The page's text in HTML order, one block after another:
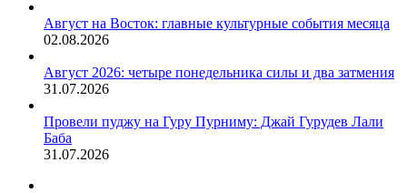
Август на Восток: главные культурные события месяца
02.08.2026
Август 2026: четыре понедельника силы и два затмения
31.07.2026
Провели пуджу на Гуру Пурниму: Джай Гурудев Лали
Баба
31.07.2026